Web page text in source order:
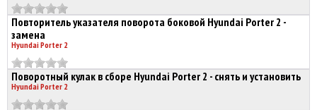
Повторитель указателя поворота боковой Hyundai Porter 2 -
замена
Hyundai Porter 2
Поворотный кулак в сборе Hyundai Porter 2 - снять и установить
Hyundai Porter 2